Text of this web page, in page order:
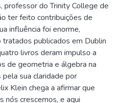
do Trinity College de
ter feito contribuições de
influência foi enorme,
publicados em Dublin
livros deram impulso a
de geometria e álgebra na
sua claridade por
Klein chega a afirmar que
crescemos, e aqui